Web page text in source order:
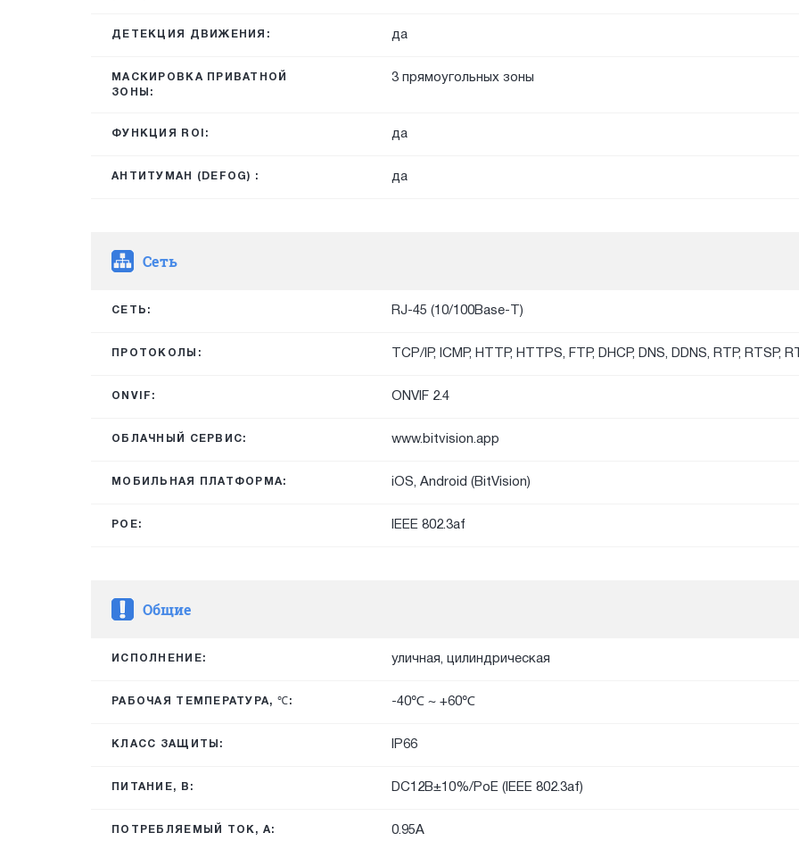
ДЕТЕКЦИЯ ДВИЖЕНИЯ: да
МАСКИРОВКА ПРИВАТНОЙ
ЗОНЫ:
3 прямоугольных зоны
ФУНКЦИЯ ROI: да
АНТИТУМАН (DEFOG) : да
Сеть
СЕТЬ: RJ-45 (10/100Base-T)
ПРОТОКОЛЫ: TCP/IP, ICMP, HTTP, HTTPS, FTP, DHCP, DNS, DDNS, RTP, RTSP,
ONVIF: ONVIF 2.4
ОБЛАЧНЫЙ СЕРВИС: www.bitvision.app
МОБИЛЬНАЯ ПЛАТФОРМА: iOS, Android (BitVision)
POE: IEEE 802.3af
Общие
ИСПОЛНЕНИЕ: уличная, цилиндрическая
РАБОЧАЯ ТЕМПЕРАТУРА, ℃: -40℃ ~ +60℃
КЛАСС ЗАЩИТЫ: IP66
ПИТАНИЕ, В: DC12В±10%/PoE (IEEE 802.3af)
ПОТРЕБЛЯЕМЫЙ ТОК, А: 0.95A